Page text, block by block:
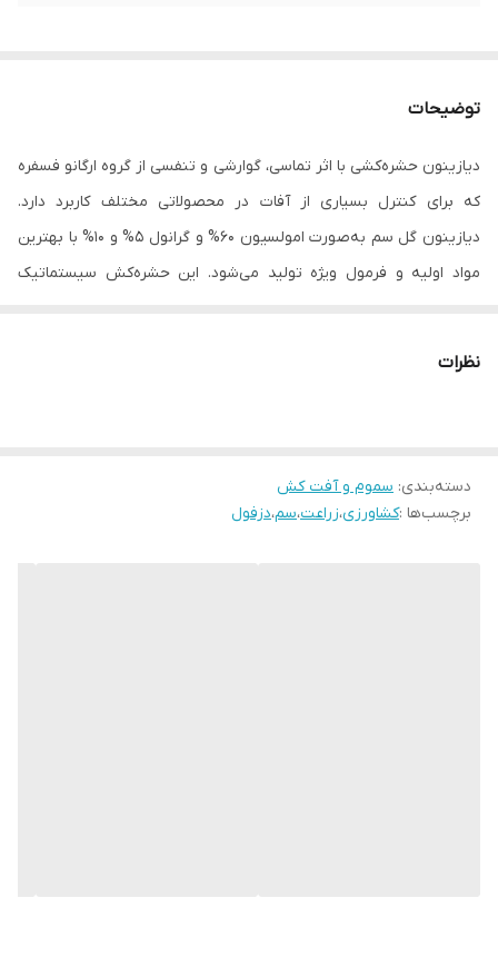
توضیحات
دیازینون حشره‌کشی با اثر تماسی، گوارشی و تنفسی از گروه ارگانو فسفره
که برای کنترل بسیاری از آفات در محصولاتی مختلف کاربرد دارد.
دیازینون گل سم به‌صورت امولسیون 60% و گرانول 5% و 10% با بهترین
مواد اولیه و فرمول ویژه تولید می‌شود. این حشره‌کش سیستماتیک
توصیه پزشکی از کار کردن با ترکیبات ضد کولین استراز منع شده‌اند از این
حشره‌کش نباید استفاده کنند. این حشره‌کش خاصیت تدخینی ناچیزی
نظرات
دسته‌بندی: سموم و آفت کش
برچسب‌ها :کشاورزی،زراعت،سم،دزفول